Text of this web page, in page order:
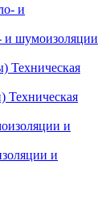
и шумоизоляции
Техническая
Техническая
и